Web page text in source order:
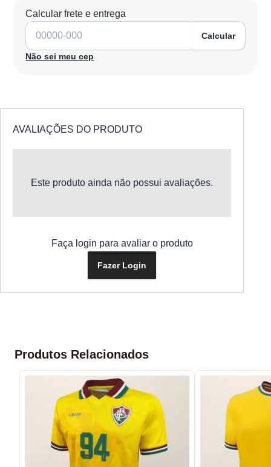
Calcular frete e entrega
Calcular
Não sei meu cep
AVALIAÇÕES DO PRODUTO
Este produto ainda não possui avaliações.
Faça login para avaliar o produto
Fazer Login
Produtos Relacionados